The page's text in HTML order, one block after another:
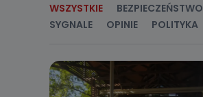
WSZYSTKIE BEZPIECZEŃSTWO
SYGNALE
OPINIE POLITYKA